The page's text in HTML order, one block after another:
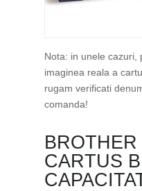
Nota: in unele cazuri,
imaginea reala a
rugam verificati
comanda!
CARTUS